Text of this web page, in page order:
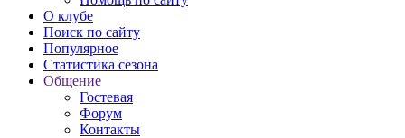
О клубе
Поиск по сайту
Популярное
Статистика сезона
Общение
Гостевая
Форум
Контакты